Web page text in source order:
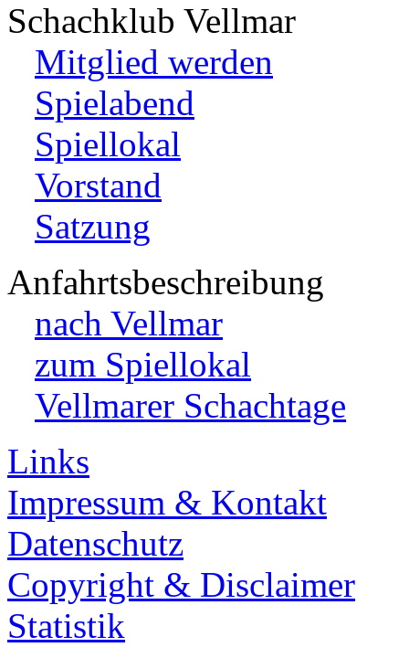
Schachklub Vellmar
Mitglied werden
Spielabend
Spiellokal
Vorstand
Satzung
Anfahrtsbeschreibung
nach Vellmar
zum Spiellokal
Vellmarer Schachtage
Links
Impressum & Kontakt
Datenschutz
Copyright & Disclaimer
Statistik